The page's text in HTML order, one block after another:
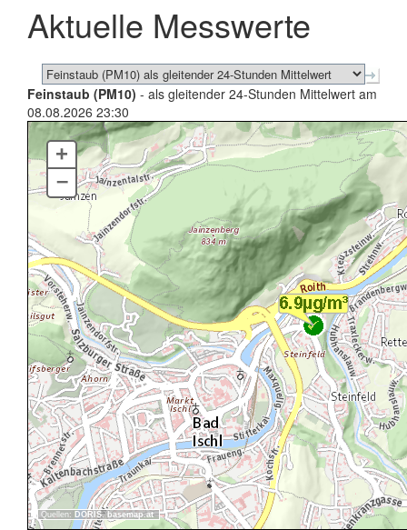
schließen
Aktuelle Messwerte
Feinstaub (PM10) - als gleitender 24-Stunden Mittelwert am
08.08.2026 23:30
Quellen: DORIS, basemap.at
+
–